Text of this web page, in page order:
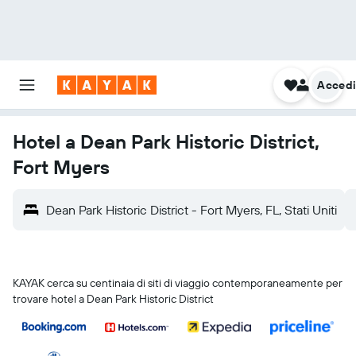
Accedi
Hotel a Dean Park Historic District,
Fort Myers
Dean Park Historic District - Fort Myers, FL, Stati Uniti
KAYAK cerca su centinaia di siti di viaggio contemporaneamente per
trovare hotel a Dean Park Historic District